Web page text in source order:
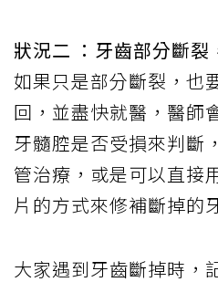
狀況二 ：牙齒部分斷裂
如果只是部分斷裂，也
回，並盡快就醫，醫師
牙髓腔是否受損來判斷
管治療，或是可以直接
片的方式來修補斷掉的
大家遇到牙齒斷掉時，